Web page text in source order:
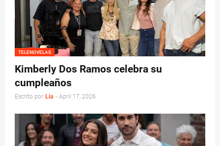
TELENOVELAS
Kimberly Dos Ramos celebra su
cumpleaños
Escrito por Lia - April 17, 2026